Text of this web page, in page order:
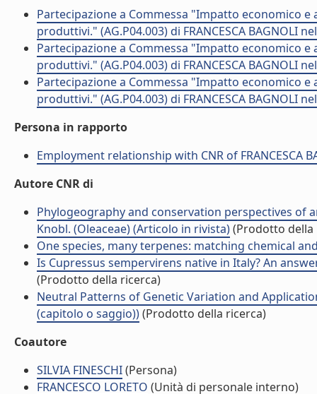
Partecipazione a Commessa "Impatto economico
produttivi." (AG.P04.003) di FRANCESCA BAGNOLI
Partecipazione a Commessa "Impatto economico
produttivi." (AG.P04.003) di FRANCESCA BAGNOLI
Partecipazione a Commessa "Impatto economico
produttivi." (AG.P04.003) di FRANCESCA BAGNOLI
Persona in rapporto
Employment relationship with CNR of FRANCESCA
Autore CNR di
Phylogeography and conservation perspectives of
Knobl. (Oleaceae) (Articolo in rivista)(Prodotto della
One species, many terpenes: matching chemical
Is Cupressus sempervirens native in Italy? An
(Prodotto della ricerca)
Neutral Patterns of Genetic Variation and
(capitolo o saggio))(Prodotto della ricerca)
Coautore
SILVIA FINESCHI(Persona)
FRANCESCO LORETO (Unità di personale interno)